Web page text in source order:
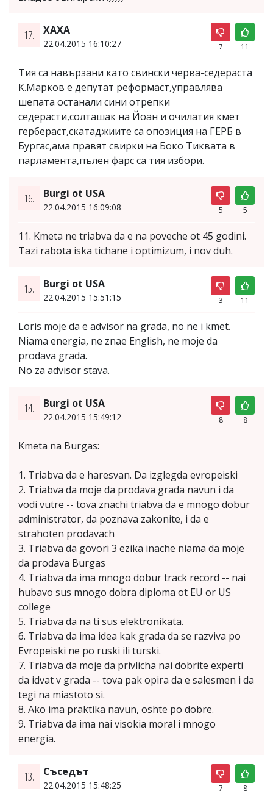
17. ХАХА
22.04.2015 16:10:27 7 11
Тия са навързани като свински черва-седераста
К.Марков е депутат реформаст,управлява
шепата останали сини отрепки
седерасти,солташак на Йоан и очилатия кмет
гербераст,скатаджиите са опозиция на ГЕРБ в
Бургас,ама правят свирки на Боко Тиквата в
парламента,пълен фарс са тия избори.
16. Burgi ot USA
22.04.2015 16:09:08 5 5
11. Kmeta ne triabva da e na poveche ot 45 godini.
Tazi rabota iska tichane i optimizum, i nov duh.
15. Burgi ot USA
22.04.2015 15:51:15 3 11
Loris moje da e advisor na grada, no ne i kmet.
Niama energia, ne znae English, ne moje da
prodava grada.
No za advisor stava.
14. Burgi ot USA
22.04.2015 15:49:12 8 8
Kmeta na Burgas:
1. Triabva da e haresvan. Da izglegda evropeiski
2. Triabva da moje da prodava grada navun i da
vodi vutre -- tova znachi triabva da e mnogo dobur
administrator, da poznava zakonite, i da e
strahoten prodavach
3. Triabva da govori 3 ezika inache niama da moje
da prodava Burgas
4. Triabva da ima mnogo dobur track record -- nai
hubavo sus mnogo dobra diploma ot EU or US
college
5. Triabva da na ti sus elektronikata.
6. Triabva da ima idea kak grada da se razviva po
Evropeiski ne po ruski ili turski.
7. Triabva da moje da privlicha nai dobrite experti
da idvat v grada -- tova pak opira da e salesmen i da
tegi na miastoto si.
8. Ako ima praktika navun, oshte po dobre.
9. Triabva da ima nai visokia moral i mnogo
energia.
13. Съседът
22.04.2015 15:48:25 7 8